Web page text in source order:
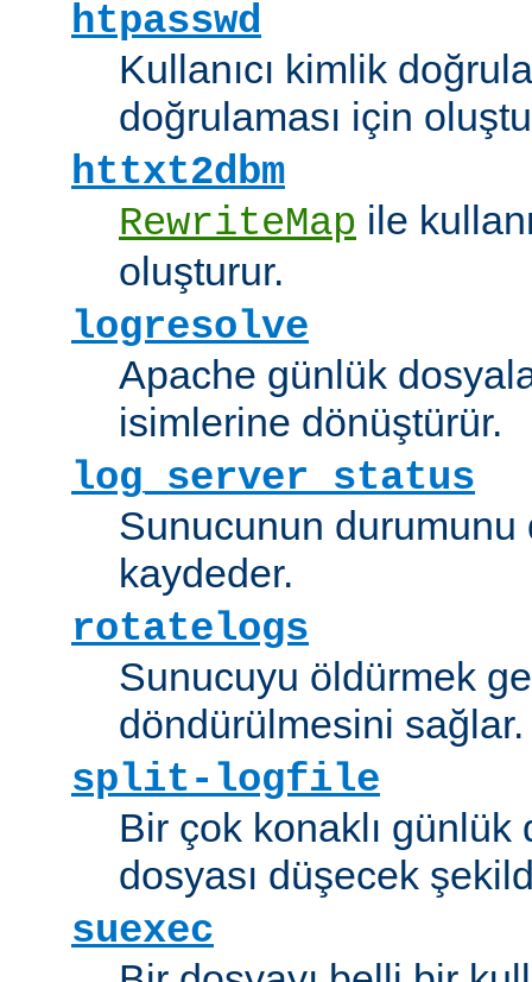
htpasswd
Kullanıcı kimlik
doğrulaması için
httxt2dbm
RewriteMap ile
oluşturur.
logresolve
Apache günlük
isimlerine dönüştürür.
log_server_status
Sunucunun durumunu
kaydeder.
rotatelogs
Sunucuyu öldürmek
döndürülmesini sağlar.
split-logfile
Bir çok konaklı günlük
dosyası düşecek
suexec